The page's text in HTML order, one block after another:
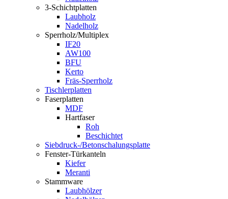
3-Schichtplatten
Laubholz
Nadelholz
Sperrholz/Multiplex
IF20
AW100
BFU
Kerto
Fräs-Sperrholz
Tischlerplatten
Faserplatten
MDF
Hartfaser
Roh
Beschichtet
Siebdruck-/Betonschalungsplatte
Fenster-Türkanteln
Kiefer
Meranti
Stammware
Laubhölzer